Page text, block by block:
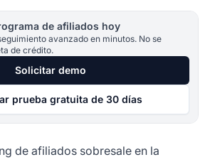
de afiliados hoy
avanzado en minutos. No se
de crédito.
Solicitar demo
prueba gratuita de 30 días
de afiliados sobresale en la